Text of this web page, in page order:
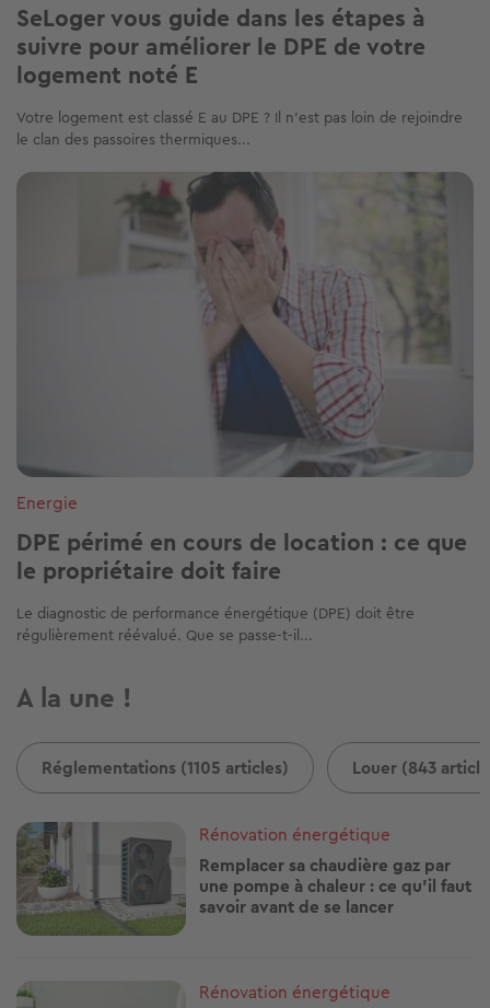
SeLoger vous guide dans les étapes à
suivre pour améliorer le DPE de votre
logement noté E
Votre logement est classé E au DPE ? Il n’est pas loin de rejoindre
le clan des passoires thermiques...
Image
Energie
DPE périmé en cours de location : ce que
le propriétaire doit faire
Le diagnostic de performance énergétique (DPE) doit être
régulièrement réévalué. Que se passe-t-il...
A la une !
Réglementations (1105 articles) Louer (843
Image
Rénovation énergétique
Remplacer sa chaudière gaz par
une pompe à chaleur : ce qu'il faut
savoir avant de se lancer
Image
Rénovation énergétique